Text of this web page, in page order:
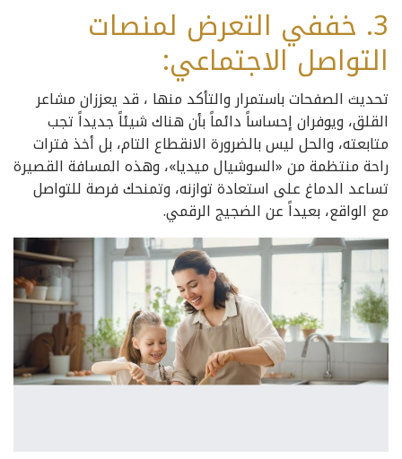
3. خففي التعرض لمنصات
التواصل الاجتماعي:
تحديث الصفحات باستمرار والتأكد منها ، قد يعززان مشاعر
القلق، ويوفران إحساساً دائماً بأن هناك شيئاً جديداً تجب
متابعته، والحل ليس بالضرورة الانقطاع التام، بل أخذ فترات
راحة منتظمة من «السوشيال ميديا»، وهذه المسافة القصيرة
تساعد الدماغ على استعادة توازنه، وتمنحك فرصة للتواصل
مع الواقع، بعيداً عن الضجيج الرقمي.